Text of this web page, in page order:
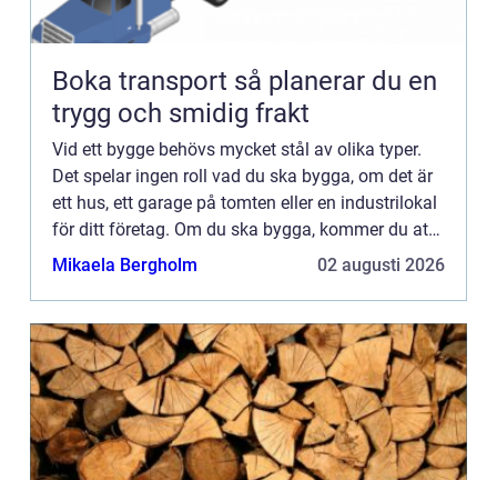
Boka transport så planerar du en
trygg och smidig frakt
Vid ett bygge behövs mycket stål av olika typer.
Det spelar ingen roll vad du ska bygga, om det är
ett hus, ett garage på tomten eller en industrilokal
för ditt företag. Om du ska bygga, kommer du att
behöva k&oum...
Mikaela Bergholm 02 augusti 2026